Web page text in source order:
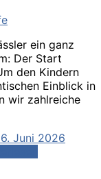
ein ganz
Der Start
den Kindern
Einblick in
wir zahlreiche
Juni 2026